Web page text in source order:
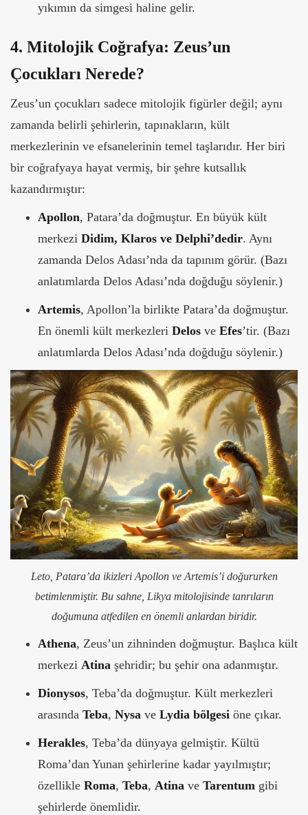
yıkımın da simgesi haline gelir.
4. Mitolojik Coğrafya: Zeus’un
Çocukları Nerede?
Zeus’un çocukları sadece mitolojik figürler değil; aynı
zamanda belirli şehirlerin, tapınakların, kült
merkezlerinin ve efsanelerinin temel taşlarıdır. Her biri
bir coğrafyaya hayat vermiş, bir şehre kutsallık
kazandırmıştır:
Apollon, Patara’da doğmuştur. En büyük kült
merkezi Didim, Klaros ve Delphi’dedir. Aynı
zamanda Delos Adası’nda da tapınım görür. (Bazı
anlatımlarda Delos Adası’nda doğduğu söylenir.)
Artemis, Apollon’la birlikte Patara’da doğmuştur.
En önemli kült merkezleri Delos ve Efes’tir. (Bazı
anlatımlarda Delos Adası’nda doğduğu söylenir.)
Leto, Patara’da ikizleri Apollon ve Artemis’i doğururken
betimlenmiştir. Bu sahne, Likya mitolojisinde tanrıların
doğumuna atfedilen en önemli anlardan biridir.
Athena, Zeus’un zihninden doğmuştur. Başlıca kült
merkezi Atina şehridir; bu şehir ona adanmıştır.
Dionysos, Teba’da doğmuştur. Kült merkezleri
arasında Teba, Nysa ve Lydia bölgesi öne çıkar.
Herakles, Teba’da dünyaya gelmiştir. Kültü
Roma’dan Yunan şehirlerine kadar yayılmıştır;
özellikle Roma, Teba, Atina ve Tarentum gibi
şehirlerde önemlidir.